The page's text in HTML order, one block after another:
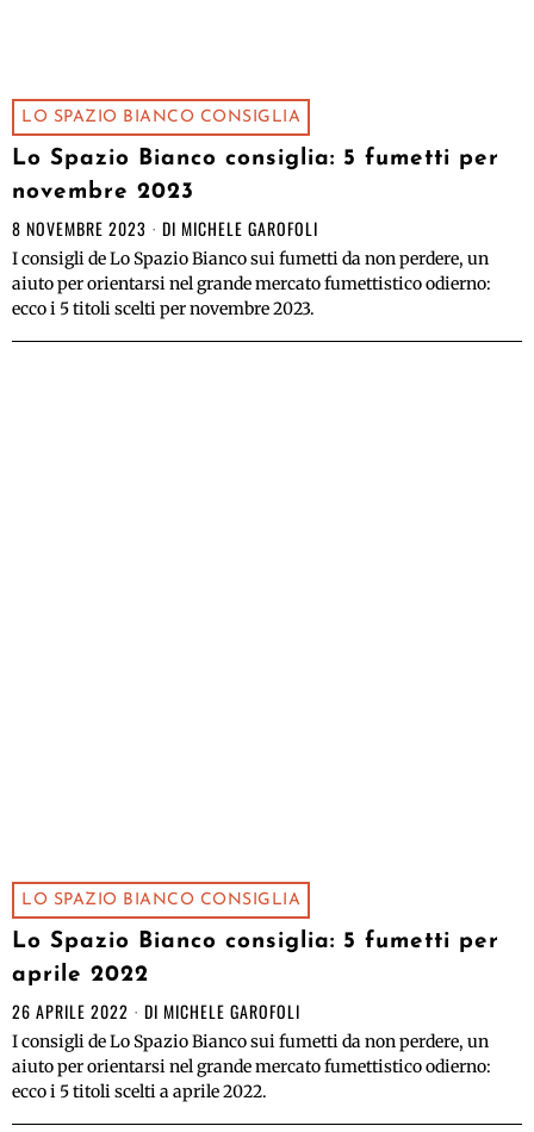
LO SPAZIO BIANCO CONSIGLIA
Lo Spazio Bianco consiglia: 5 fumetti per
novembre 2023
8 NOVEMBRE 2023 DI MICHELE GAROFOLI
I consigli de Lo Spazio Bianco sui fumetti da non perdere, un
aiuto per orientarsi nel grande mercato fumettistico odierno:
ecco i 5 titoli scelti per novembre 2023.
LO SPAZIO BIANCO CONSIGLIA
Lo Spazio Bianco consiglia: 5 fumetti per
aprile 2022
26 APRILE 2022 DI MICHELE GAROFOLI
I consigli de Lo Spazio Bianco sui fumetti da non perdere, un
aiuto per orientarsi nel grande mercato fumettistico odierno:
ecco i 5 titoli scelti a aprile 2022.